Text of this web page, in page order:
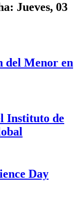
Jueves, 03
del Menor en
Instituto de
Day